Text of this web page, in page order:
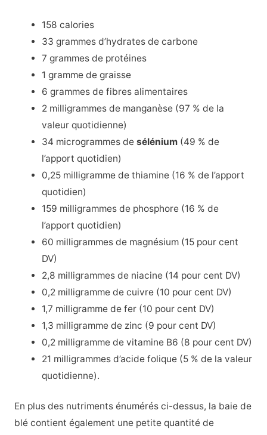
158 calories
33 grammes d’hydrates de carbone
7 grammes de protéines
1 gramme de graisse
6 grammes de fibres alimentaires
2 milligrammes de manganèse (97 % de la
valeur quotidienne)
34 microgrammes desélénium (49 % de
l’apport quotidien)
0,25 milligramme de thiamine (16 % de l’apport
quotidien)
159 milligrammes de phosphore (16 % de
l’apport quotidien)
60 milligrammes de magnésium (15 pour cent
DV)
2,8 milligrammes de niacine (14 pour cent DV)
0,2 milligramme de cuivre (10 pour cent DV)
1,7 milligramme de fer (10 pour cent DV)
1,3 milligramme de zinc (9 pour cent DV)
0,2 milligramme de vitamine B6 (8 pour cent DV)
21 milligrammes d’acide folique (5 % de la valeur
quotidienne).
En plus des nutriments énumérés ci-dessus, la baie de
blé contient également une petite quantité de